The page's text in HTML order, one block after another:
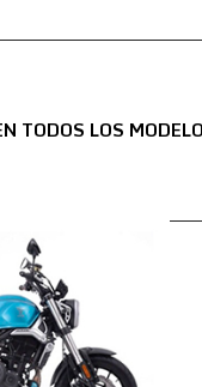
TODOS LOS